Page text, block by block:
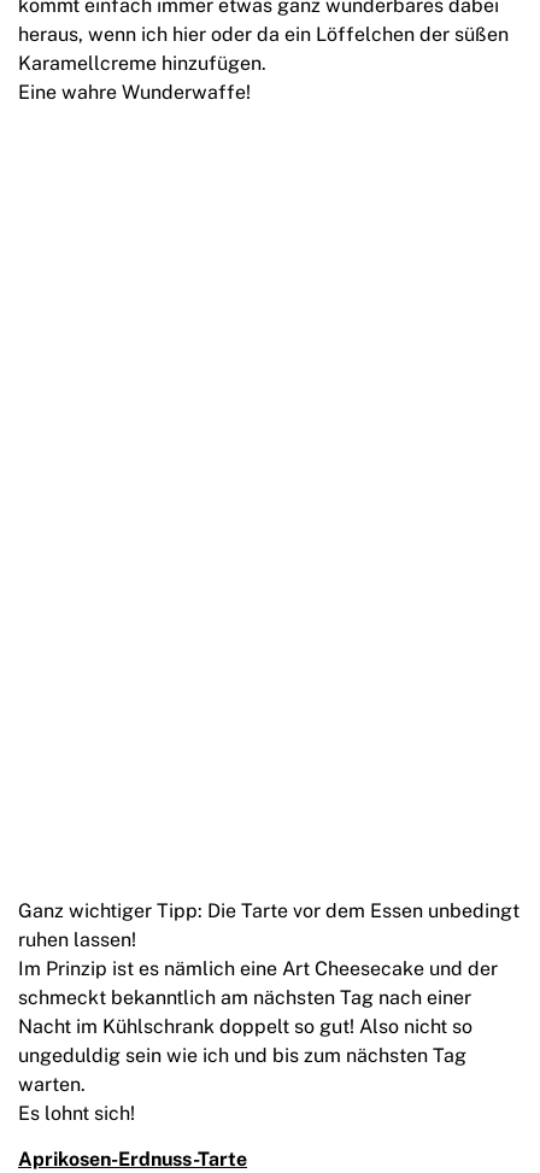
kommt einfach immer etwas ganz wunderbares dabei
heraus, wenn ich hier oder da ein Löffelchen der süßen
Karamellcreme hinzufügen.
Eine wahre Wunderwaffe!
Ganz wichtiger Tipp: Die Tarte vor dem Essen unbedingt
ruhen lassen!
Im Prinzip ist es nämlich eine Art Cheesecake und der
schmeckt bekanntlich am nächsten Tag nach einer
Nacht im Kühlschrank doppelt so gut! Also nicht so
ungeduldig sein wie ich und bis zum nächsten Tag
warten.
Es lohnt sich!
Aprikosen-Erdnuss-Tarte